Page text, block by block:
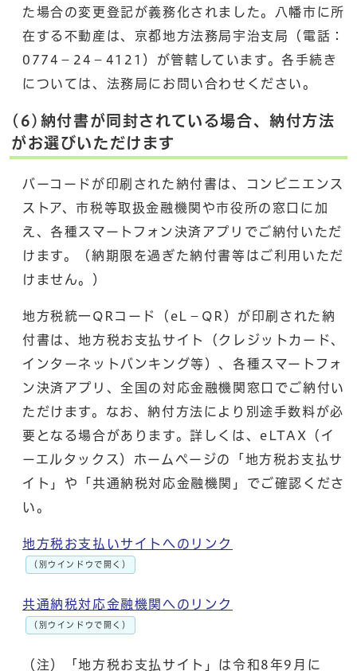
た場合の変更登記が義務化されました。八幡市に所
在する不動産は、京都地方法務局宇治支局（電話：
0774－24－4121）が管轄しています。各手続き
については、法務局にお問い合わせください。
(6)納付書が同封されている場合、納付方法
がお選びいただけます
バーコードが印刷された納付書は、コンビニエンス
ストア、市税等取扱金融機関や市役所の窓口に加
え、各種スマートフォン決済アプリでご納付いただ
けます。（納期限を過ぎた納付書等はご利用いただ
けません。）
地方税統一QRコード（eL－QR）が印刷された納
付書は、地方税お支払サイト（クレジットカード、
インターネットバンキング等）、各種スマートフォ
ン決済アプリ、全国の対応金融機関窓口でご納付い
ただけます。なお、納付方法により別途手数料が必
要となる場合があります。詳しくは、eLTAX（イ
ーエルタックス）ホームページの「地方税お支払サ
イト」や「共通納税対応金融機関」でご確認くださ
い。
地方税お支払いサイトへのリンク
（別ウインドウで開く）
共通納税対応金融機関へのリンク
（別ウインドウで開く）
（注）「地方税お支払サイト」は令和8年9月に